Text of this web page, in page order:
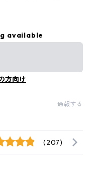
available
方向け
通報する
(207)